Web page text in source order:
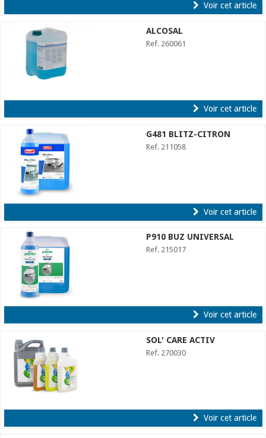
Voir cet article
ALCOSAL
Ref. 260061
Voir cet article
G481 BLITZ-CITRON
Ref. 211058
Voir cet article
P910 BUZ UNIVERSAL
Ref. 215017
Voir cet article
SOL' CARE ACTIV
Ref. 270030
Voir cet article